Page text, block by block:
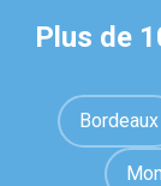
Plus de
Bordeaux